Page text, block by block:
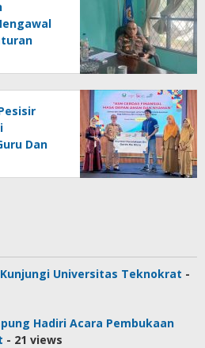
Dan
Kunjungi Universitas Teknokrat -
Hadiri Acara Pembukaan
- 21 views